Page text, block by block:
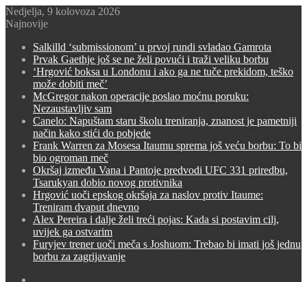
Nedjelja, 9 kolovoza 2026
Najnovije
Salkilld ‘submissionom’ u prvoj rundi svladao Gamrota
Prvak Gaethje još se ne želi povući i traži veliku borbu
‘Hrgović boksa u Londonu i ako ga ne tuče prekidom, teško
može dobiti meč’
McGregor nakon operacije poslao moćnu poruku:
Nezaustavljiv sam
Canelo: Napuštam staru školu treniranja, znanost je pametniji
način kako stići do pobjede
Frank Warren za Mosesa Itaumu sprema još veću borbu: To bi
bio ogroman meč
Okršaj između Vana i Pantoje predvodi UFC 331 priredbu,
Tsarukyan dobio novog protivnika
Hrgović uoči epskog okršaja za naslov protiv Itaume:
Treniram dvaput dnevno
Alex Pereira i dalje želi treći pojas: Kada si postavim cilj,
uvijek ga ostvarim
Furyjev trener uoči meča s Joshuom: Trebao bi imati još jednu
borbu za zagrijavanje